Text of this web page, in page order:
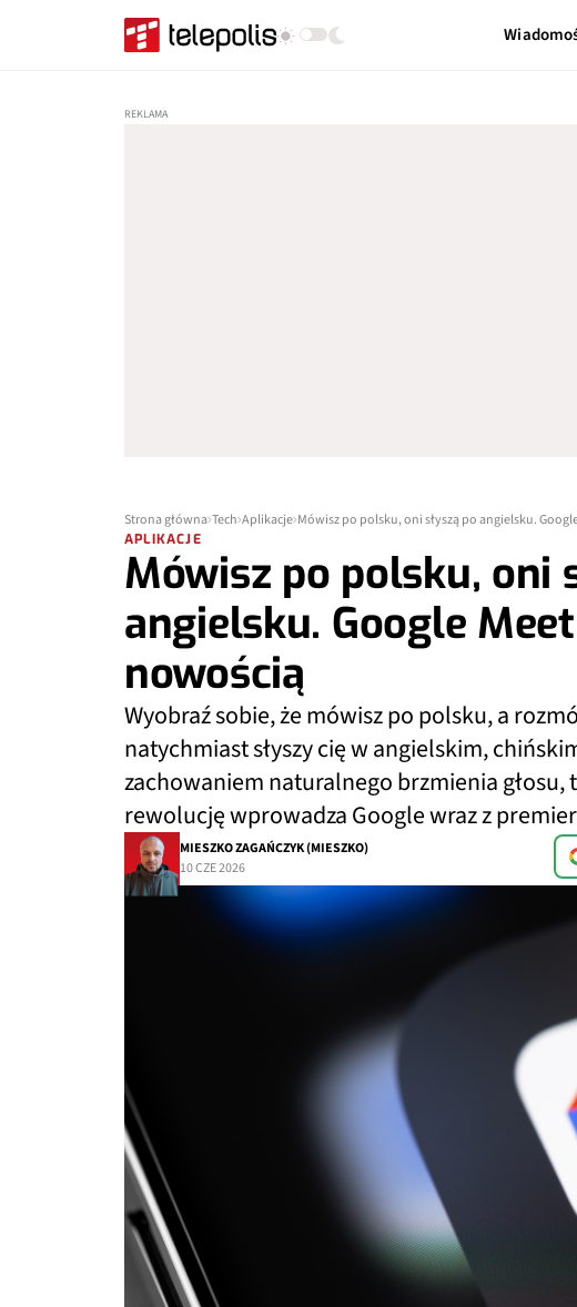
Strona główna Tech Aplikacje Mówisz po polsku, oni słyszą po angielsku.
APLIKACJE
Mówisz po polsku, oni
angielsku. Google
nowością
Wyobraź sobie, że mówisz po polsku, a
natychmiast słyszy cię w angielskim,
zachowaniem naturalnego brzmienia głosu,
rewolucję wprowadza Google wraz z
MIESZKO ZAGAŃCZYK (MIESZKO)
10 CZE 2026